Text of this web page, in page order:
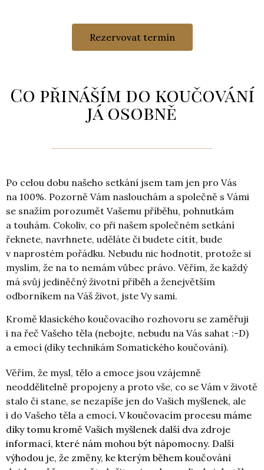
Rezervovat termín
Co přináším do koučování
já osobně
Po celou dobu našeho setkání jsem tam jen pro Vás
na 100%. Pozorně Vám naslouchám a společně s Vámi
se snažím porozumět Vašemu příběhu, pohnutkám
a touhám. Cokoliv, co při našem společném setkání
řeknete, navrhnete, uděláte či budete cítít, bude
v naprostém pořádku. Nebudu nic hodnotit, protože si
myslím, že na to nemám vůbec právo. Věřím, že každý
má svůj jediněčný životní příběh a ženejvětším
odborníkem na Váš život, jste Vy sami.
Kromě klasického koučovacího rozhovoru se zaměřuji
i na řeč Vašeho těla (nebojte, nebudu na Vás sahat :-D)
a emocí (díky technikám Somatického koučování).
Věřím, že mysl, tělo a emoce jsou vzájemně
neoddělitelně propojeny a proto vše, co se Vám v životě
stalo či stane, se nezapíše jen do Vašich myšlenek, ale
i do Vašeho těla a emocí. V koučovacím procesu máme
díky tomu kromě Vašich myšlenek další dva zdroje
informací, které nám mohou být nápomocny. Další
výhodou je, že změny, ke kterým během koučování